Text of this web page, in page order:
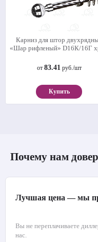
Карниз для штор
«Шар рифленый» D16К/16Г
от 83.41 руб./шт
Купить
Почему нам
Лучшая цена — мы
Вы не переплачиваете
нас.